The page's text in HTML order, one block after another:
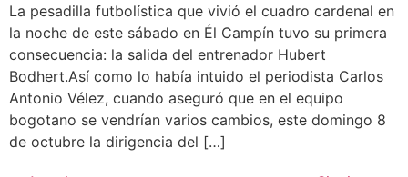
La pesadilla futbolística que vivió el cuadro cardenal en
la noche de este sábado en Él Campín tuvo su primera
consecuencia: la salida del entrenador Hubert
Bodhert.Así como lo había intuido el periodista Carlos
Antonio Vélez, cuando aseguró que en el equipo
bogotano se vendrían varios cambios, este domingo 8
de octubre la dirigencia del […]